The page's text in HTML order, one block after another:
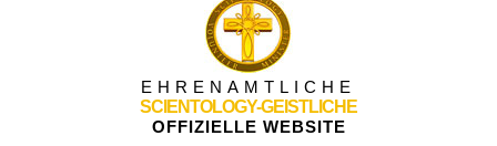
EHRENAMTLICHE
SCIENTOLOGY-GEISTLICHE
OFFIZIELLE WEBSITE